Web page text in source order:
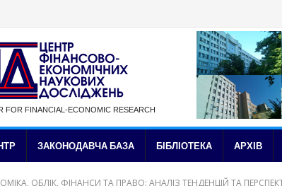
FOR FINANCIAL-ECONOMIC RESEARCH
✉ Підписка
ЗАКОНОДАВЧА БАЗА БІБЛІОТЕКА АРХІВ
ОБЛІК, ФІНАНСИ ТА ПРАВО: АНАЛІЗ ТЕНДЕНЦІЙ ТА